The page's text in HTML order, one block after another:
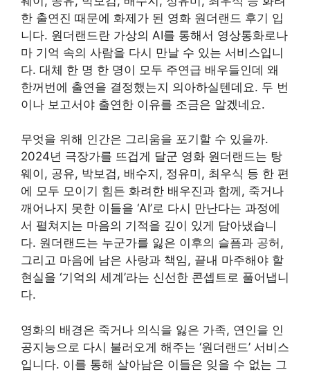
한 출연진 때문에 화제가 된 영화 원더랜드 후기 입
니다. 원더랜드란 가상의 AI를 통해서 영상통화로나
마 기억 속의 사람을 다시 만날 수 있는 서비스입니
다. 대체 한 명 한 명이 모두 주연급 배우들인데 왜
한꺼번에 출연을 결정했는지 의아하실텐데요. 두 번
이나 보고서야 출연한 이유를 조금은 알겠네요.
무엇을 위해 인간은 그리움을 포기할 수 있을까.
2024년 극장가를 뜨겁게 달군 영화 원더랜드는 탕
웨이, 공유, 박보검, 배수지, 정유미, 최우식 등 한 편
에 모두 모이기 힘든 화려한 배우진과 함께, 죽거나
깨어나지 못한 이들을 ‘AI’로 다시 만난다는 과정에
서 펼쳐지는 마음의 기적을 깊이 있게 담아냈습니
다. 원더랜드는 누군가를 잃은 이후의 슬픔과 공허,
그리고 마음에 남은 사랑과 책임, 끝내 마주해야 할
현실을 ‘기억의 세계’라는 신선한 콘셉트로 풀어냅니
다.
영화의 배경은 죽거나 의식을 잃은 가족, 연인을 인
공지능으로 다시 불러오게 해주는 ‘원더랜드’ 서비스
입니다. 이를 통해 살아남은 이들은 잊을 수 없는 그